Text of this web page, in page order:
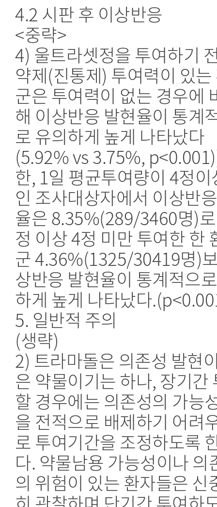
4.2 시판 후 이상반응
<중략>
4) 울트라셋정을 투여하기
약제(진통제) 투여력이 있
군은 투여력이 없는 경우에
해 이상반응 발현율이 통계
로 유의하게 높게 나타났다
(5.92% vs 3.75%,
한, 1일 평균투여량이 4정이
인 조사대상자에서 이상반
율은 8.35%(289/3460명)
정 이상 4정 미만 투여한 한
군 4.36%(1325/30419명)
상반응 발현율이 통계적으
하게 높게 나타났다
5. 일반적 주의
(생략)
2) 트라마돌은 의존성 발현
은 약물이기는 하나, 장기간
할 경우에는 의존성의 가능
을 전적으로 배제하기 어려
로 투여기간을 조정하도록
다. 약물남용 가능성이나 의
의 위험이 있는 환자들은 신